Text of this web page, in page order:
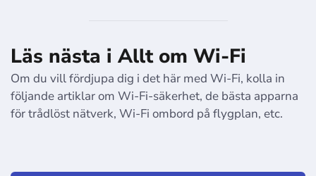
Läs nästa i Allt om Wi-Fi
Om du vill fördjupa dig i det här med Wi-Fi, kolla in
följande artiklar om Wi-Fi-säkerhet, de bästa apparna
för trådlöst nätverk, Wi-Fi ombord på flygplan, etc.